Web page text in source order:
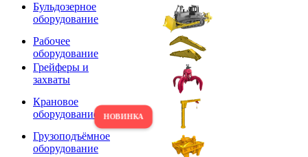
Бульдозерное
оборудование
Рабочее
оборудование
Грейферы и
захваты
Крановое
оборудование
Грузоподъёмное
оборудование